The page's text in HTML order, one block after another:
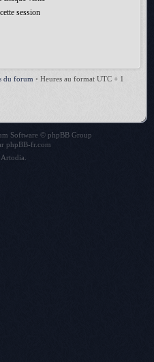
session
du forum • Heures au format UTC + 1
Software © phpBB Group
phpBB-fr.com
Artodia